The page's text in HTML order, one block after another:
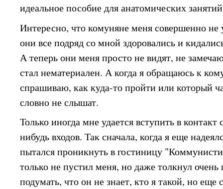
идеальное пособие для анатомических
Интересно, что комуняне меня совершенно
они все подряд со мной здоровались и
А теперь они меня просто не видят, не
стал нематериален. А когда я обращаюсь к
спрашиваю, как куда-то пройти или который
словно не слышат.
Только иногда мне удается вступить в
нибудь входов. Так сначала, когда я еще
пытался проникнуть в гостиницу
только не пустил меня, но даже толкнул
подумать, что он не знает, кто я такой, но еще